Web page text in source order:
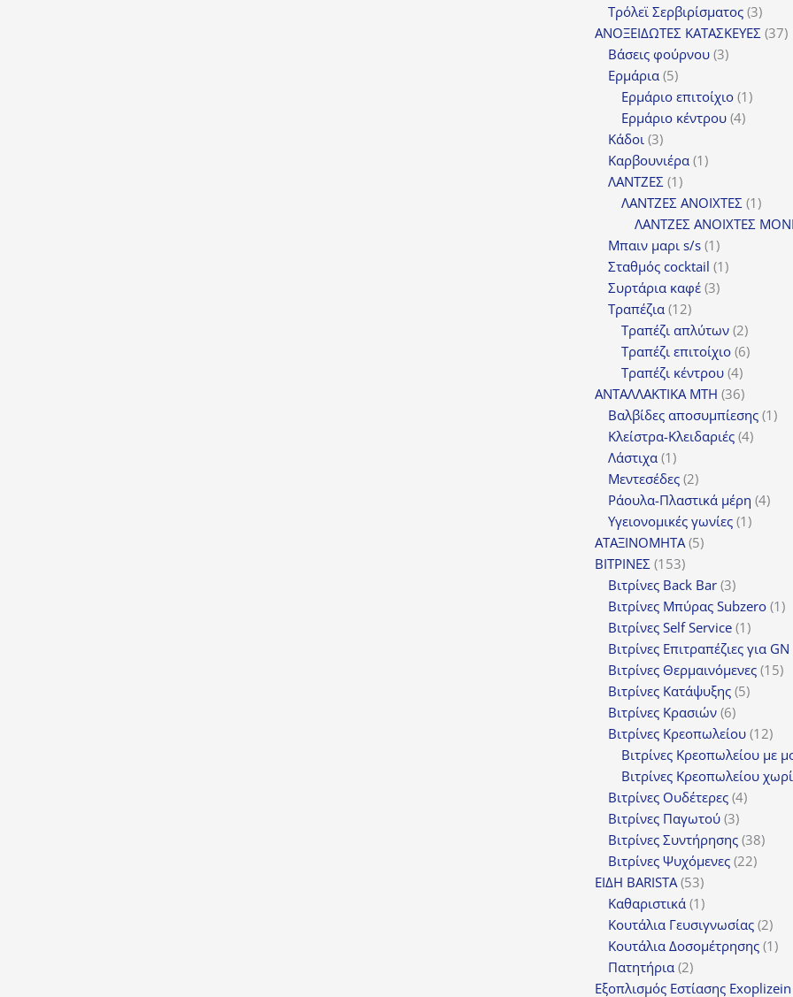
προϊόντα
Τρόλεϊ Σερβιρίσματος 33
ΑΝΟΞΕΙΔΩΤΕΣ ΚΑΤΑΣΚΕΥΕΣ 3737
Βάσεις φούρνου 33
Ερμάρια 55
προϊόντα
Ερμάριο επιτοίχιο 11
Ερμάριο κέντρου 44
Κάδοι 33
προϊόντα
Καρβουνιέρα 11
ΛΑΝΤΖΕΣ 11
προϊόν
ΛΑΝΤΖΕΣ ΑΝΟΙΧΤΕΣ 11
ΛΑΝΤΖΕΣ ΑΝΟΙΧΤΕΣ
Μπαιν μαρι s/s 11
προϊόν
Σταθμός cocktail 11
Συρτάρια καφέ 33
Τραπέζια 1212
προϊόντα
Τραπέζι απλύτων 22
προϊόντα
Τραπέζι επιτοίχιο 66
Τραπέζι κέντρου 44
προϊόντα
ΑΝΤΑΛΛΑΚΤΙΚΑ MTH 3636
προϊόντα
Βαλβίδες αποσυμπίεσης 11
Κλείστρα-Κλειδαριές 44
Λάστιχα 11
προϊόν
Μεντεσέδες 22
προϊόντα
Ράουλα-Πλαστικά μέρη 44
Υγειονομικές γωνίες 11
ΑΤΑΞΙΝΟΜΗΤΑ 55
ΒΙΤΡΙΝΕΣ 153153
προϊόντα
Βιτρίνες Back Bar 33
προϊόντα
Βιτρίνες Mπύρας Subzero 11
Βιτρίνες Self Service 11
προϊόν
Βιτρίνες Επιτραπέζιες για GN
Βιτρίνες Θερμαινόμενες 1515
Βιτρίνες Κατάψυξης 55
Βιτρίνες Κρασιών 66
προϊόντα
Βιτρίνες Κρεοπωλείου 1212
Βιτρίνες Κρεοπωλείου με
Βιτρίνες Κρεοπωλείου
Βιτρίνες Ουδέτερες 44
Βιτρίνες Παγωτού 33
προϊόντα
Βιτρίνες Συντήρησης 3838
Βιτρίνες Ψυχόμενες 2222
ΕΙΔΗ BARISTA 5353
προϊόντα
Καθαριστικά 11
προϊόν
Κουτάλια Γευσιγνωσίας 22
Κουτάλια Δοσομέτρησης 11
Πατητήρια 22
προϊόντα
Εξοπλισμός Εστίασης Exoplizein